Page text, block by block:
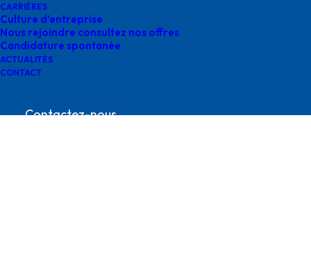
CARRIÈRES
Culture d’entreprise
Nous rejoindre consultez nos offres
Candidature spontanée
ACTUALITÉS
CONTACT
Contactez-nous
logo-edf